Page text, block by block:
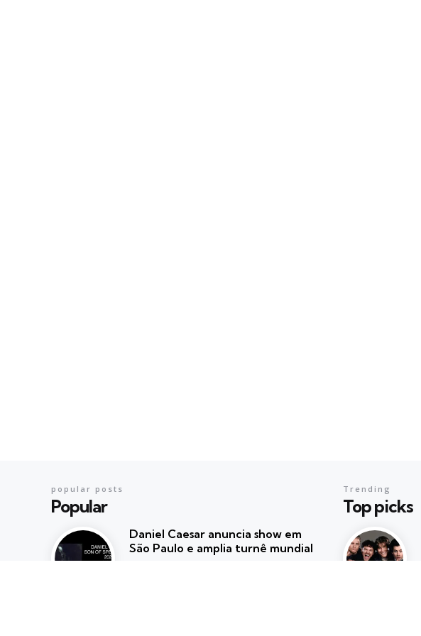
Popular
popular posts
Daniel Caesar anuncia show em
São Paulo e amplia turnê mundial
Top picks
Trending